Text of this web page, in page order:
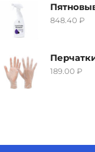
848.40 ₽
189.00 ₽